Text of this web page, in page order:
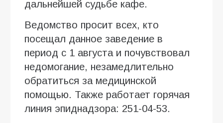
дальнейшей судьбе кафе.
Ведомство просит всех, кто
посещал данное заведение в
период с 1 августа и почувствовал
недомогание, незамедлительно
обратиться за медицинской
помощью. Также работает горячая
линия эпиднадзора: 251-04-53.